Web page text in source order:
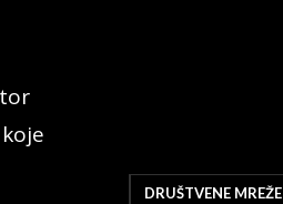
DRUŠTVENE MREŽE